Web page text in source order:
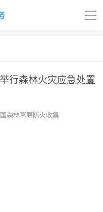
导
行森林火灾应急处置
森林草原防火收集